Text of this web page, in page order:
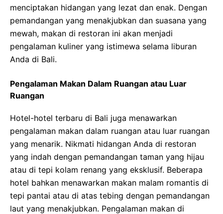
menciptakan hidangan yang lezat dan enak. Dengan
pemandangan yang menakjubkan dan suasana yang
mewah, makan di restoran ini akan menjadi
pengalaman kuliner yang istimewa selama liburan
Anda di Bali.
Pengalaman Makan Dalam Ruangan atau Luar
Ruangan
Hotel-hotel terbaru di Bali juga menawarkan
pengalaman makan dalam ruangan atau luar ruangan
yang menarik. Nikmati hidangan Anda di restoran
yang indah dengan pemandangan taman yang hijau
atau di tepi kolam renang yang eksklusif. Beberapa
hotel bahkan menawarkan makan malam romantis di
tepi pantai atau di atas tebing dengan pemandangan
laut yang menakjubkan. Pengalaman makan di